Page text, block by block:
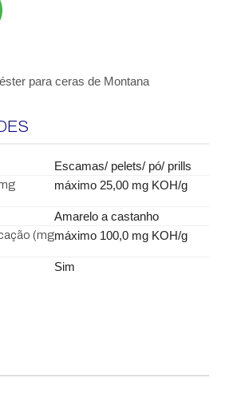
para ceras de Montana
Escamas/ pelets/ pó/ prills
máximo 25,00 mg KOH/g
Amarelo a castanho
(mgmáximo 100,0 mg KOH/g
Sim